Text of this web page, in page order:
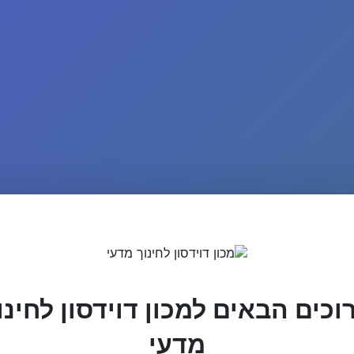
הבאים למכון דוידסון
מדעי